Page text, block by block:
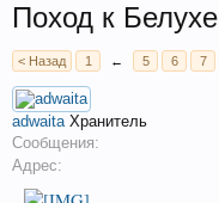
Поход к Белухе
< Назад 1 ← 5 6 7
adwaita Хранитель
Сообщения:
Адрес: